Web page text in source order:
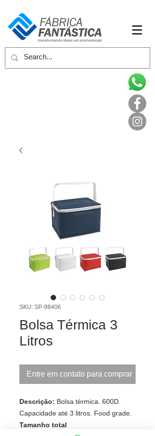
SKU: SP-98406
Bolsa Térmica 3
Litros
Entre em contato para comprar
Descrição: Bolsa térmica. 600D.
Capacidade até 3 litros. Food grade.
Tamanho total